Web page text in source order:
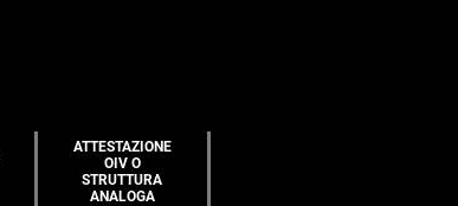
ATTESTAZIONE
OIV O
STRUTTURA
ANALOGA